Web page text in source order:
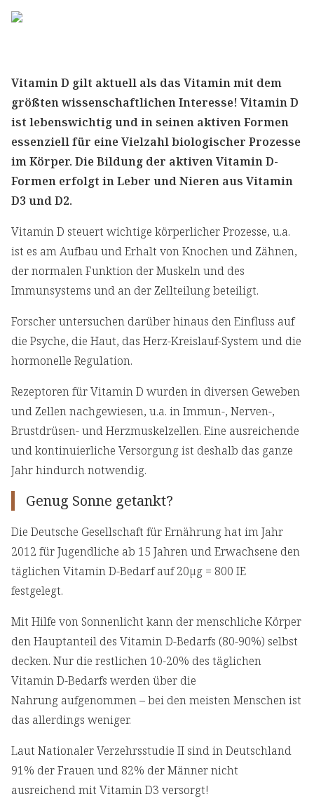
Vitamin D gilt aktuell als das Vitamin mit dem
größten wissenschaftlichen Interesse! Vitamin D
ist lebenswichtig und in seinen aktiven Formen
essenziell für eine Vielzahl biologischer Prozesse
im Körper. Die Bildung der aktiven Vitamin D-
Formen erfolgt in Leber und Nieren aus Vitamin
D3 und D2.
Vitamin D steuert wichtige körperlicher Prozesse, u.a.
ist es am Aufbau und Erhalt von Knochen und Zähnen,
der normalen Funktion der Muskeln und des
Immunsystems und an der Zellteilung beteiligt.
Forscher untersuchen darüber hinaus den Einfluss auf
die Psyche, die Haut, das Herz-Kreislauf-System und die
hormonelle Regulation.
Rezeptoren für Vitamin D wurden in diversen Geweben
und Zellen nachgewiesen, u.a. in Immun-, Nerven-,
Brustdrüsen- und Herzmuskelzellen. Eine ausreichende
und kontinuierliche Versorgung ist deshalb das ganze
Jahr hindurch notwendig.
Genug Sonne getankt?
Die Deutsche Gesellschaft für Ernährung hat im Jahr
2012 für Jugendliche ab 15 Jahren und Erwachsene den
täglichen Vitamin D-Bedarf auf 20µg = 800 IE
festgelegt.
Mit Hilfe von Sonnenlicht kann der menschliche Körper
den Hauptanteil des Vitamin D-Bedarfs (80-90%) selbst
decken. Nur die restlichen 10-20% des täglichen
Vitamin D-Bedarfs werden über die
Nahrung aufgenommen – bei den meisten Menschen ist
das allerdings weniger.
Laut Nationaler Verzehrsstudie II sind in Deutschland
91% der Frauen und 82% der Männer nicht
ausreichend mit Vitamin D3 versorgt!